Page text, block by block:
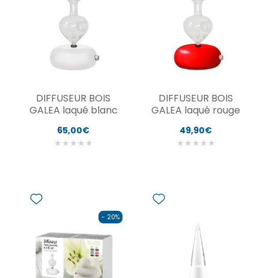
DIFFUSEUR BOIS
GALEA laqué blanc
65,00€
★ ★ ★ ★ ★
DIFFUSEUR BOIS
GALEA laqué rouge
49,90€
★ ★ ★ ★ ★
- 20%